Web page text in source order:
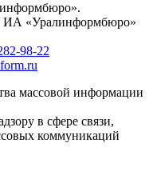
ИА «Уралинформбюро»
98-22
массовой информации
в сфере связи,
коммуникаций